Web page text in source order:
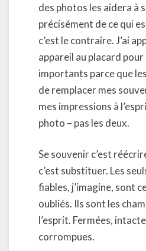
des photos les aidera à
précisément de ce qui
c’est le contraire. J’ai
appareil au placard
importants parce que
de remplacer mes
mes impressions à
photo – pas les deux.
Se souvenir c’est
c’est substituer. Les
fiables, j’imagine, sont
oubliés. Ils sont les
l’esprit. Fermées,
corrompues.